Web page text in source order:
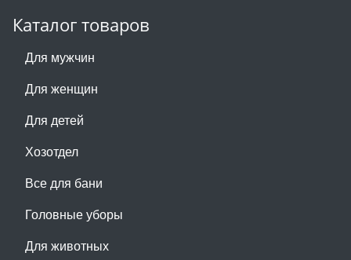
Каталог товаров
Для мужчин
Для женщин
Для детей
Хозотдел
Все для бани
Головные уборы
Для животных